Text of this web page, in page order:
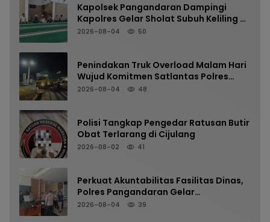
Kapolsek Pangandaran Dampingi
Kapolres Gelar Sholat Subuh Keliling di
Masjid Jami Al-Furqon, Pererat
2026-08-04 50
Penindakan Truk Overload Malam Hari
Wujud Komitmen Satlantas Polres
Pangandaran Menjaga Keselamatan
2026-08-04 48
Polisi Tangkap Pengedar Ratusan Butir
Obat Terlarang di Cijulang
2026-08-02 41
Perkuat Akuntabilitas Fasilitas Dinas,
Polres Pangandaran Gelar
Pemeriksaan Senpi Berkala
2026-08-04 39